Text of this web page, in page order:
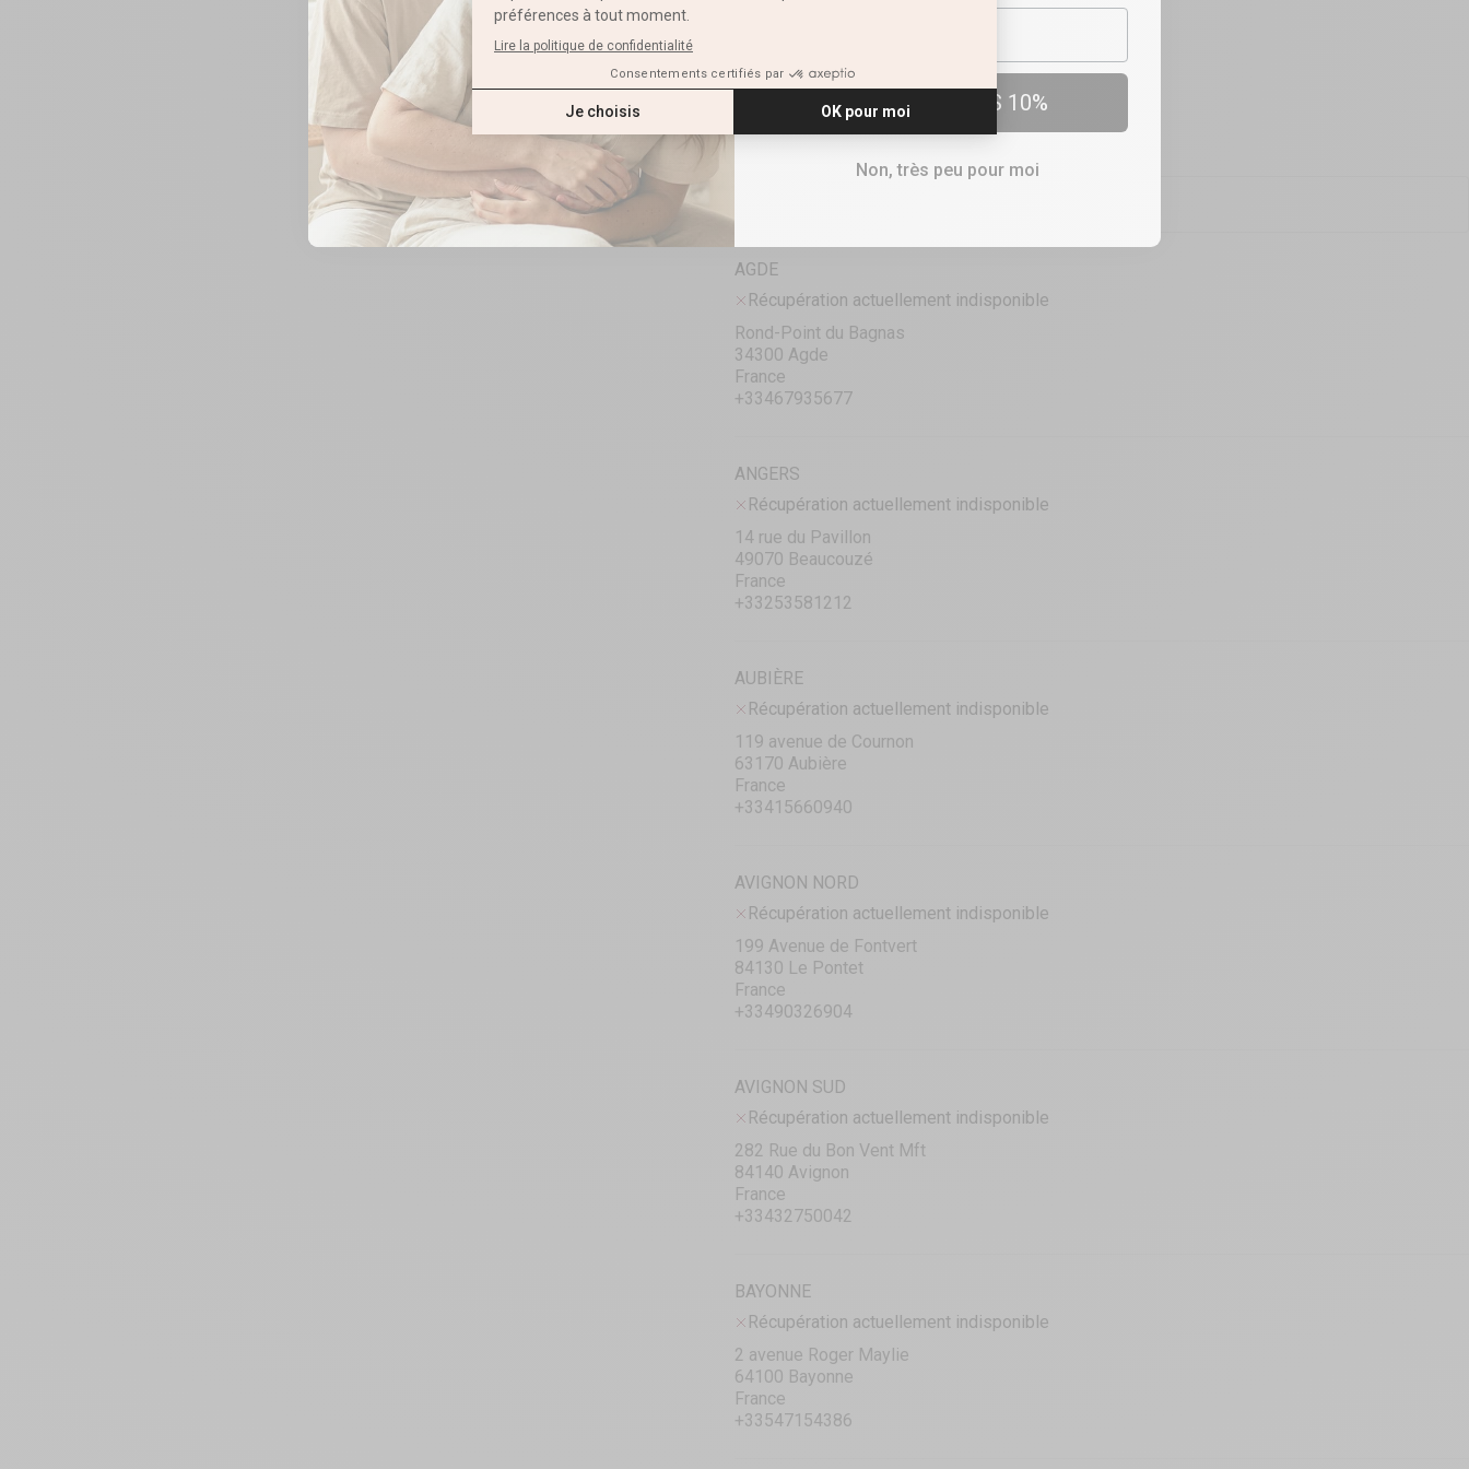
PRÊTE EN 1 HEURE
VOIR LA DISPONIBILITÉ EN BOUTIQUES
Masturbateur de douche Milk Me Honey
AGDE
Récupération actuellement indisponible
Rond-Point du Bagnas
34300 Agde
France
+33467935677
ANGERS
Récupération actuellement indisponible
14 rue du Pavillon
49070 Beaucouzé
France
+33253581212
AUBIÈRE
Récupération actuellement indisponible
119 avenue de Cournon
63170 Aubière
France
+33415660940
AVIGNON NORD
Récupération actuellement indisponible
199 Avenue de Fontvert
84130 Le Pontet
France
+33490326904
AVIGNON SUD
Récupération actuellement indisponible
282 Rue du Bon Vent Mft
84140 Avignon
France
+33432750042
BAYONNE
Récupération actuellement indisponible
2 avenue Roger Maylie
64100 Bayonne
France
+33547154386
RECEVOIR MES 10%
Non, très peu pour moi